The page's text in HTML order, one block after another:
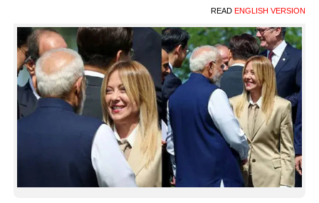
SPIRITUAL
INFO+
ART
READ ENGLISH VERSION